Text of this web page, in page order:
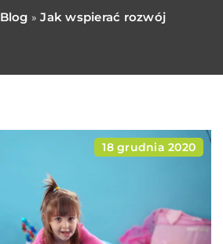
Blog »Jak wspierać rozwój
18 grudnia 2020